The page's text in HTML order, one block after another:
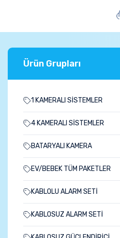
Ürün Grupları
1 KAMERALI SİSTEMLER
4 KAMERALI SİSTEMLER
BATARYALI KAMERA
EV/BEBEK TÜM PAKETLER
KABLOLU ALARM SETİ
KABLOSUZ ALARM SETİ